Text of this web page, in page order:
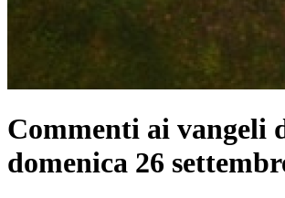
Commenti ai vangeli
domenica 26